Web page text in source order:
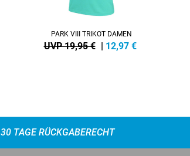
PARK VIII TRIKOT DAMEN
UVP 19,95 € | 12,97 €
30 TAGE RÜCKGABERECHT